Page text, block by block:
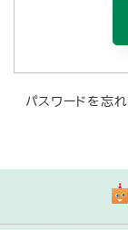
Bahasa
Bahasa Melayu
パスワードを忘れ